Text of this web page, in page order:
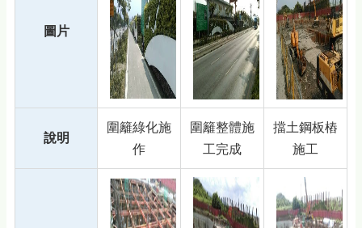
圖片
說明
圍籬綠化施
作
圍籬整體施
工完成
擋土鋼板樁
施工